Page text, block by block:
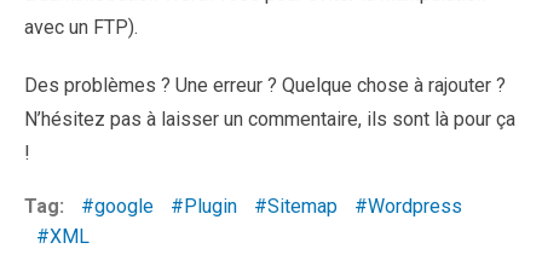
avec un FTP).
Des problèmes ? Une erreur ? Quelque chose à rajouter ?
N’hésitez pas à laisser un commentaire, ils sont là pour ça
!
Tag: google Plugin Sitemap
Wordpress
XML